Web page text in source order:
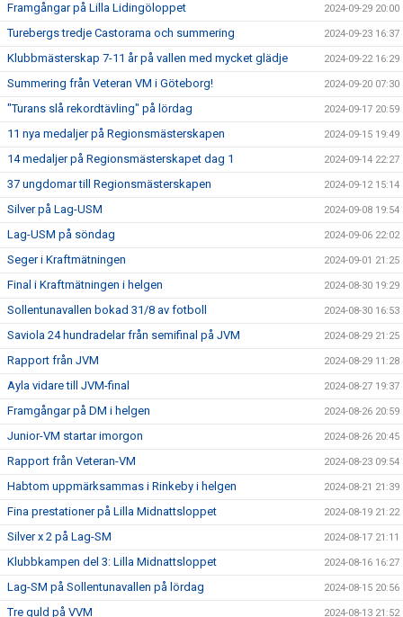
Framgångar på Lilla Lidingöloppet 2024-09-29 20:00
Turebergs tredje Castorama och summering 2024-09-23 16:37
Klubbmästerskap 7-11 år på vallen med mycket glädje 2024-09-22 16:29
Summering från Veteran VM i Göteborg! 2024-09-20 07:30
"Turans slå rekordtävling" på lördag 2024-09-17 20:59
11 nya medaljer på Regionsmästerskapen 2024-09-15 19:49
14 medaljer på Regionsmästerskapet dag 1 2024-09-14 22:27
37 ungdomar till Regionsmästerskapen 2024-09-12 15:14
Silver på Lag-USM 2024-09-08 19:54
Lag-USM på söndag 2024-09-06 22:02
Seger i Kraftmätningen 2024-09-01 21:25
Final i Kraftmätningen i helgen 2024-08-30 19:29
Sollentunavallen bokad 31/8 av fotboll 2024-08-30 16:53
Saviola 24 hundradelar från semifinal på JVM 2024-08-29 21:25
Rapport från JVM 2024-08-29 11:28
Ayla vidare till JVM-final 2024-08-27 19:37
Framgångar på DM i helgen 2024-08-26 20:59
Junior-VM startar imorgon 2024-08-26 20:45
Rapport från Veteran-VM 2024-08-23 09:54
Habtom uppmärksammas i Rinkeby i helgen 2024-08-21 21:39
Fina prestationer på Lilla Midnattsloppet 2024-08-19 21:22
Silver x 2 på Lag-SM 2024-08-17 21:11
Klubbkampen del 3: Lilla Midnattsloppet 2024-08-16 16:27
Lag-SM på Sollentunavallen på lördag 2024-08-15 20:56
Tre guld på VVM 2024-08-13 21:52